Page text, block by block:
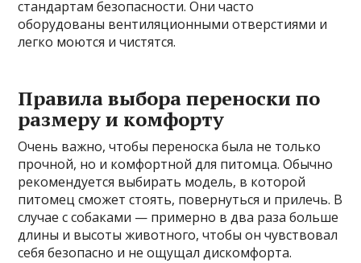
стандартам безопасности. Они часто
оборудованы вентиляционными отверстиями и
легко моются и чистятся.
Правила выбора переноски по
размеру и комфорту
Очень важно, чтобы переноска была не только
прочной, но и комфортной для питомца. Обычно
рекомендуется выбирать модель, в которой
питомец сможет стоять, повернуться и прилечь. В
случае с собаками — примерно в два раза больше
длины и высоты животного, чтобы он чувствовал
себя безопасно и не ощущал дискомфорта.